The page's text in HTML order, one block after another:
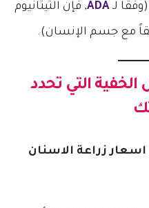
لـADA, فإن التيتانيوم
مع جسم الإنسان).
التي تحدد
اسعار زراعة الاسنان